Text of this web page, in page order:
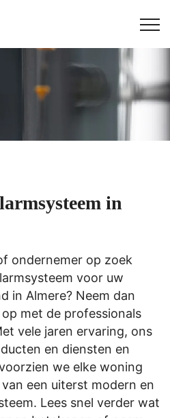
in
ondernemer op zoek
voor uw
in Almere? Neem dan
met de professionals
vele jaren ervaring, ons
en diensten en
we elke woning
een uiterst modern en
Lees snel verder wat